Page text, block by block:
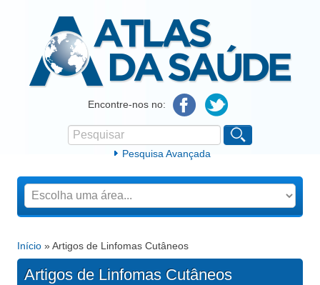
Atlas da SaúdeEncontre-nos no:
Formulário de procura
Pesquisar
Pesquisa Avançada
Está aqui
Início » Artigos de Linfomas Cutâneos
Artigos de Linfomas Cutâneos